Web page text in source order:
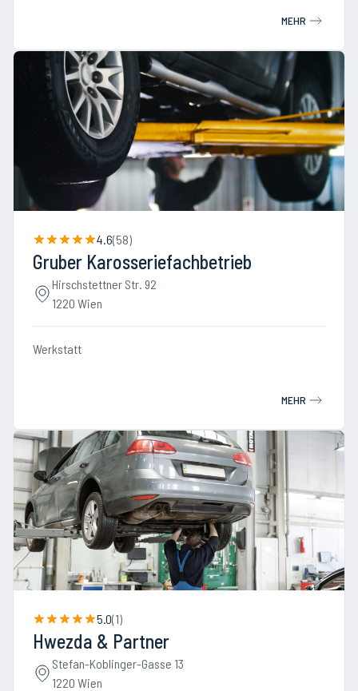
MEHR
4.6(58)
Gruber Karosseriefachbetrieb
Hirschstettner Str. 92
1220 Wien
Werkstatt
MEHR
5.0(1)
Hwezda & Partner
Stefan-Koblinger-Gasse 13
1220 Wien